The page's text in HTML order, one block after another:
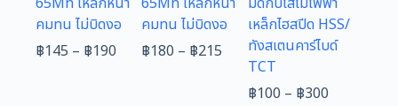
คมทน ไม่บิดงอ
฿145 – ฿190 Price
คมทน ไม่บิดงอ
฿180 – ฿215 Price
range:
฿180
เหล็กไฮสปีด HSS/
ทังสเตนคาร์ไบด์
TCT
฿100 – ฿300Price